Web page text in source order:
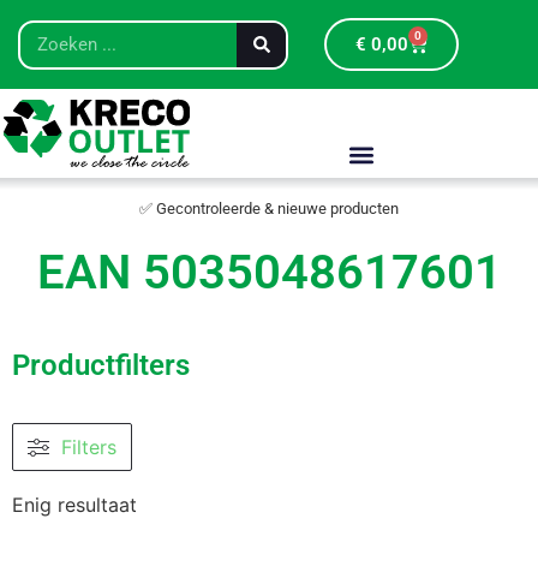
€ 0,00 0
✅ Gecontroleerde & nieuwe producten
EAN 5035048617601
Productfilters
Filters
Enig resultaat